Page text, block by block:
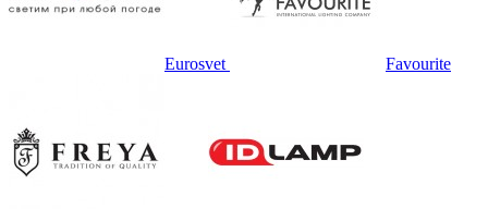
Eurosvet Favourite